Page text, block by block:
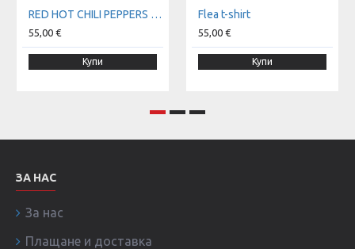
RED HOT CHILI PEPPERS t-shirt
55,00 €
Купи
Flea t-shirt
55,00 €
Купи
ЗА НАС
За нас
Плащане и доставка